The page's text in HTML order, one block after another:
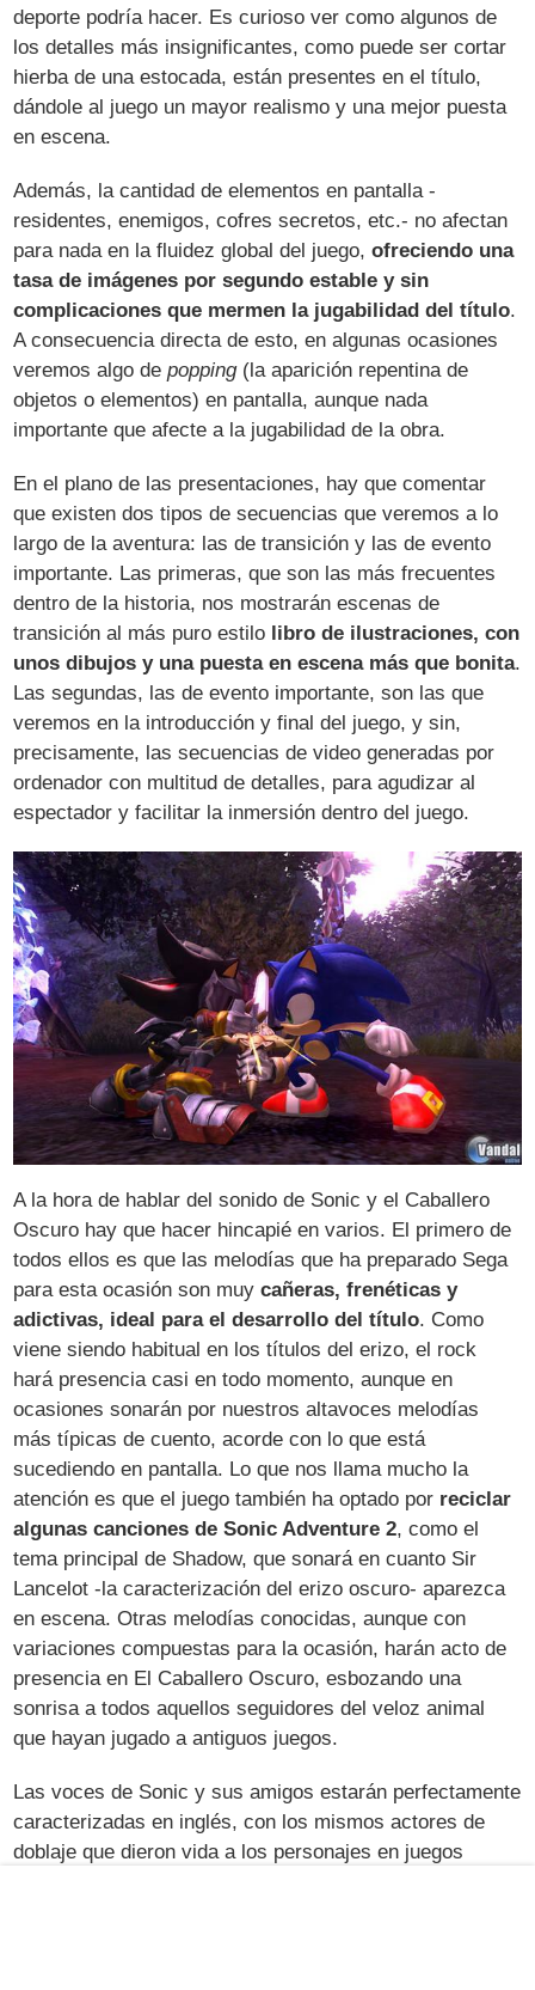
deporte podría hacer. Es curioso ver como algunos de
los detalles más insignificantes, como puede ser cortar
hierba de una estocada, están presentes en el título,
dándole al juego un mayor realismo y una mejor puesta
en escena.
Además, la cantidad de elementos en pantalla -
residentes, enemigos, cofres secretos, etc.- no afectan
para nada en la fluidez global del juego,ofreciendo una
tasa de imágenes por segundo estable y sin
complicaciones que mermen la jugabilidad del título.
A consecuencia directa de esto, en algunas ocasiones
veremos algo depopping(la aparición repentina de
objetos o elementos) en pantalla, aunque nada
importante que afecte a la jugabilidad de la obra.
En el plano de las presentaciones, hay que comentar
que existen dos tipos de secuencias que veremos a lo
largo de la aventura: las de transición y las de evento
importante. Las primeras, que son las más frecuentes
dentro de la historia, nos mostrarán escenas de
transición al más puro estilo libro de ilustraciones, con
unos dibujos y una puesta en escena más que bonita.
Las segundas, las de evento importante, son las que
veremos en la introducción y final del juego, y sin,
precisamente, las secuencias de video generadas por
ordenador con multitud de detalles, para agudizar al
espectador y facilitar la inmersión dentro del juego.
A la hora de hablar del sonido de Sonic y el Caballero
Oscuro hay que hacer hincapié en varios. El primero de
todos ellos es que las melodías que ha preparado Sega
para esta ocasión son muycañeras, frenéticas y
adictivas, ideal para el desarrollo del título. Como
viene siendo habitual en los títulos del erizo, el rock
hará presencia casi en todo momento, aunque en
ocasiones sonarán por nuestros altavoces melodías
más típicas de cuento, acorde con lo que está
sucediendo en pantalla. Lo que nos llama mucho la
atención es que el juego también ha optado por reciclar
algunas canciones de Sonic Adventure 2, como el
tema principal de Shadow, que sonará en cuanto Sir
Lancelot -la caracterización del erizo oscuro- aparezca
en escena. Otras melodías conocidas, aunque con
variaciones compuestas para la ocasión, harán acto de
presencia en El Caballero Oscuro, esbozando una
sonrisa a todos aquellos seguidores del veloz animal
que hayan jugado a antiguos juegos.
Las voces de Sonic y sus amigos estarán perfectamente
caracterizadas en inglés, con los mismos actores de
doblaje que dieron vida a los personajes en juegos